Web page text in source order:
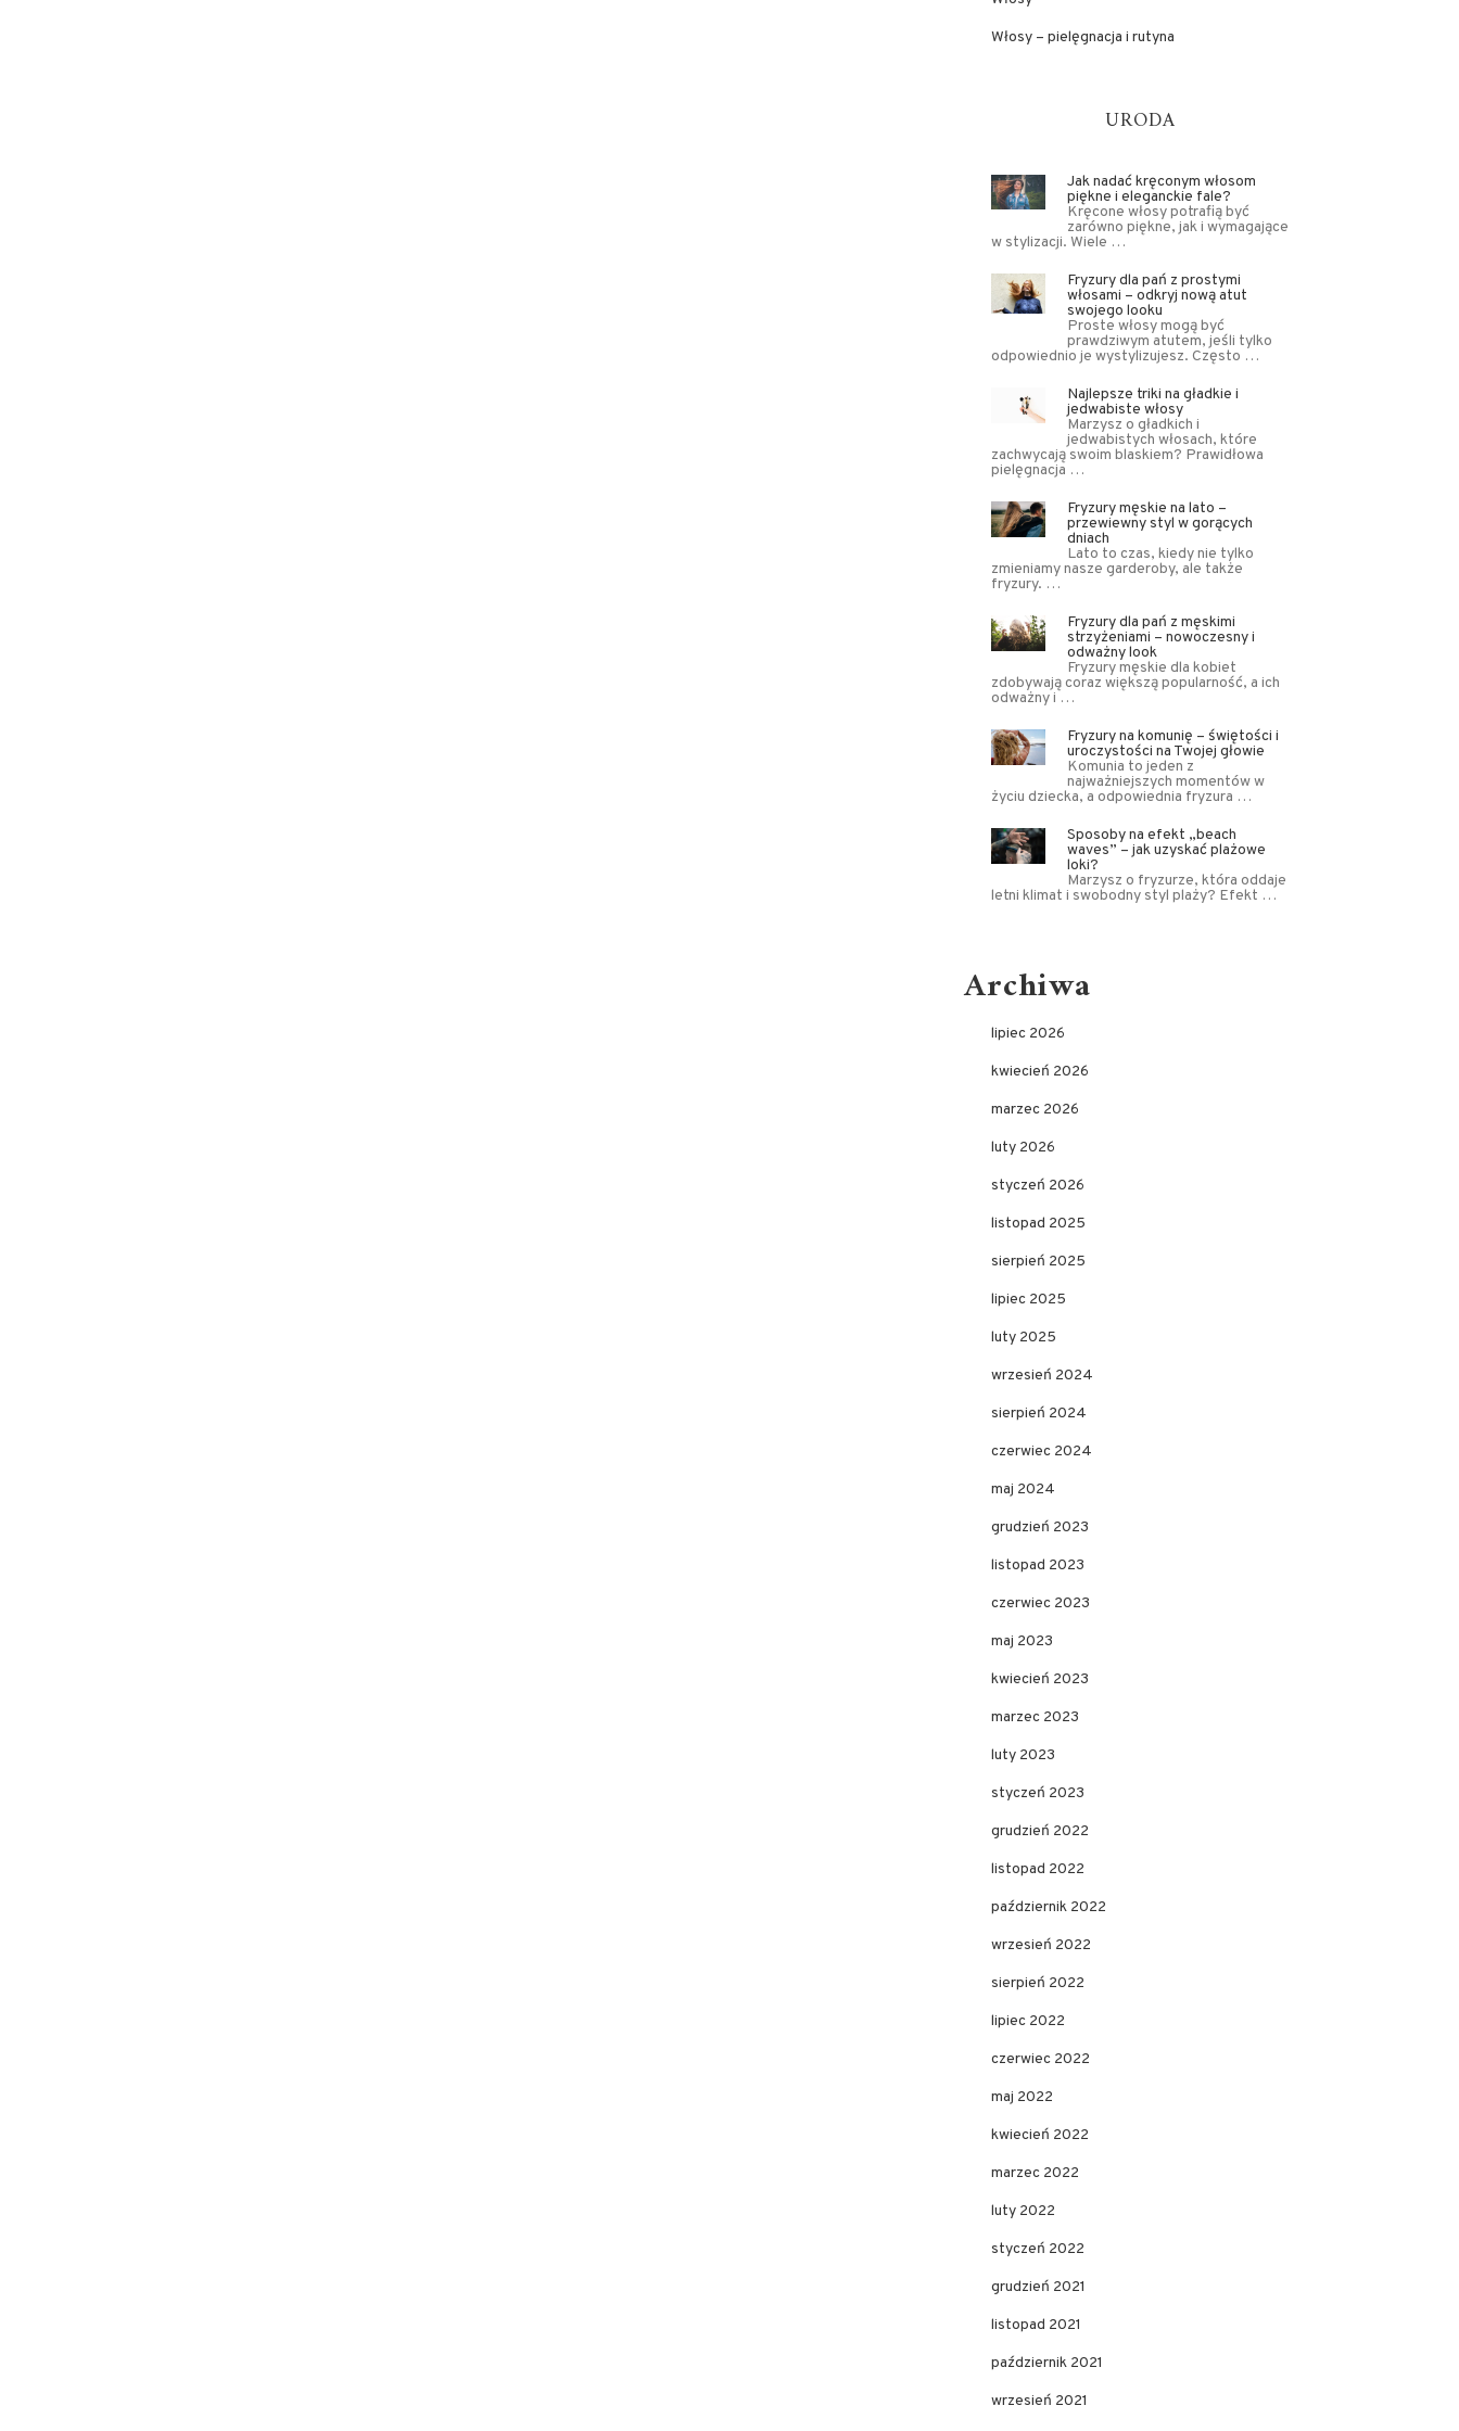
Włosy – pielęgnacja i rutyna
URODA
Jak nadać kręconym włosom
piękne i eleganckie fale?
Kręcone włosy potrafią być
zarówno piękne, jak i wymagające
w stylizacji. Wiele …
Fryzury dla pań z prostymi
włosami – odkryj nową atut
swojego looku
Proste włosy mogą być
prawdziwym atutem, jeśli tylko
odpowiednio je wystylizujesz. Często …
Najlepsze triki na gładkie i
jedwabiste włosy
Marzysz o gładkich i
jedwabistych włosach, które
zachwycają swoim blaskiem? Prawidłowa
pielęgnacja …
Fryzury męskie na lato –
przewiewny styl w gorących
dniach
Lato to czas, kiedy nie tylko
zmieniamy nasze garderoby, ale także
fryzury. …
Fryzury dla pań z męskimi
strzyżeniami – nowoczesny i
odważny look
Fryzury męskie dla kobiet
zdobywają coraz większą popularność, a ich
odważny i …
Fryzury na komunię – świętości i
uroczystości na Twojej głowie
Komunia to jeden z
najważniejszych momentów w
życiu dziecka, a odpowiednia fryzura …
Sposoby na efekt „beach
waves” – jak uzyskać plażowe
loki?
Marzysz o fryzurze, która oddaje
letni klimat i swobodny styl plaży? Efekt …
Archiwa
lipiec 2026
kwiecień 2026
marzec 2026
luty 2026
styczeń 2026
listopad 2025
sierpień 2025
lipiec 2025
luty 2025
wrzesień 2024
sierpień 2024
czerwiec 2024
maj 2024
grudzień 2023
listopad 2023
czerwiec 2023
maj 2023
kwiecień 2023
marzec 2023
luty 2023
styczeń 2023
grudzień 2022
listopad 2022
październik 2022
wrzesień 2022
sierpień 2022
lipiec 2022
czerwiec 2022
maj 2022
kwiecień 2022
marzec 2022
luty 2022
styczeń 2022
grudzień 2021
listopad 2021
październik 2021
wrzesień 2021